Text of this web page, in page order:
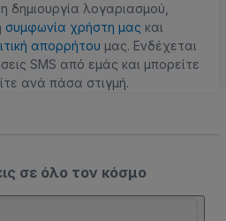
δημιουργία λογαριασμού,
συμφωνία χρήστη μας και
απορρήτου μας. Ενδέχεται
SMS από εμάς και μπορείτε
ανά πάσα στιγμή.
σε όλο τον κόσμο